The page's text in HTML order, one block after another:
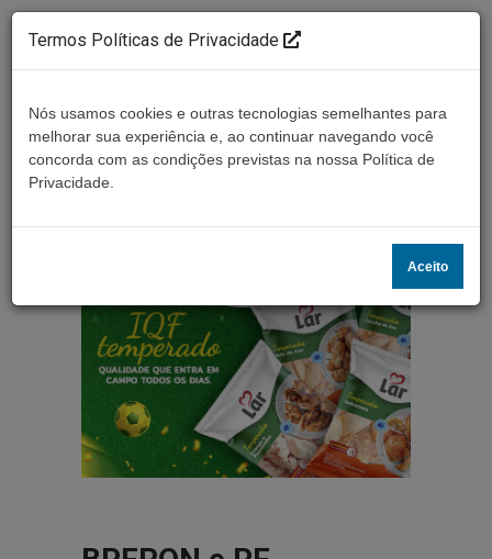
Termos Políticas de Privacidade
Nós usamos cookies e outras tecnologias semelhantes para
melhorar sua experiência e, ao continuar navegando você
concorda com as condições previstas na nossa Política de
Privacidade.
Aceito